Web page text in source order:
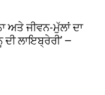
ਅਤੇ ਜੀਵਨ-ਮੁੱਲਾਂ ਦਾ
ਲਾਇਬ੍ਰੇਰੀ’ —